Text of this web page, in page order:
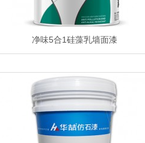
净味5合1硅藻乳墙面漆